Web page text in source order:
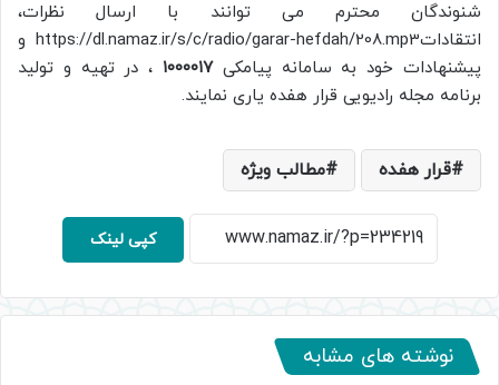
شنوندگان محترم می توانند با ارسال نظرات،
انتقاداتhttps://dl.namaz.ir/s/c/radio/garar-hefdah/208.mp3 و
پیشنهادات خود به سامانه پیامکی۱۰۰۰۰۱۷ ، در تهیه و تولید
برنامه مجله رادیویی قرار هفده یاری نمایند.
قرار هفده مطالب ویژه
کپی لینک
نوشته های مشابه